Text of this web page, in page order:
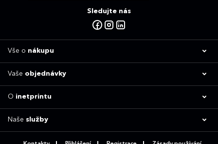
Sledujte nás
Vše o nákupu
Vaše objednávky
O inetprintu
Naše služby